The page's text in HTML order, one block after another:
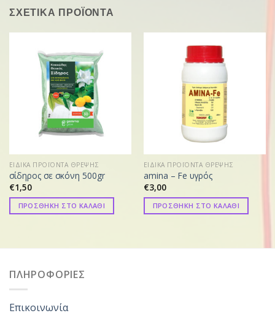
ΣΧΕΤΙΚΑ ΠΡΟΪΟΝΤΑ
ΕΙΔΙΚΑ ΠΡΟΪΟΝΤΑ ΘΡΕΨΗΣ
σίδηρος σε σκόνη 500gr
€1,50
ΠΡΟΣΘΗΚΗ ΣΤΟ ΚΑΛΑΘΙ
ΕΙΔΙΚΑ ΠΡΟΪΟΝΤΑ ΘΡΕΨΗΣ
amina – Fe υγρός
€3,00
ΠΡΟΣΘΗΚΗ ΣΤΟ ΚΑΛΑΘΙ
ΠΛΗΡΟΦΟΡΙΕΣ
Επικοινωνία